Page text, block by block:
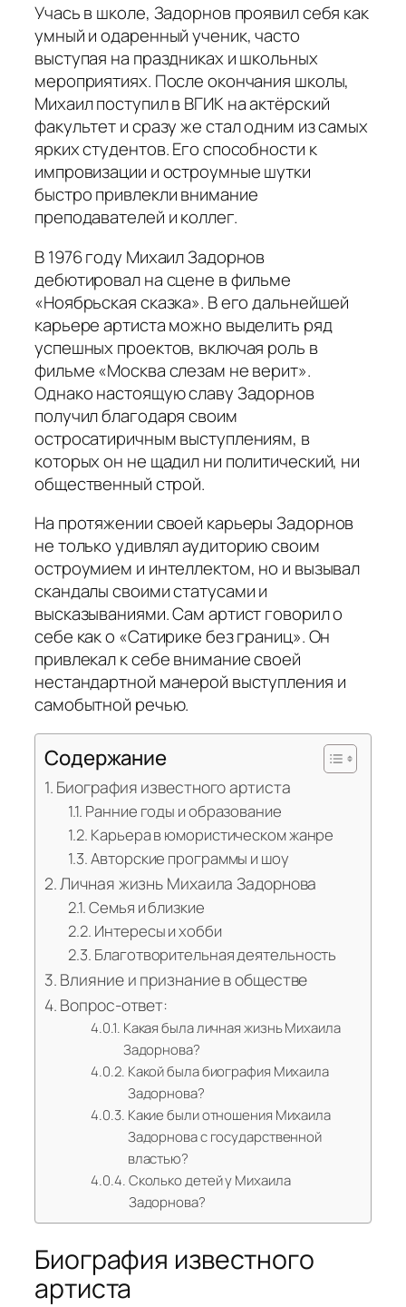
Учась в школе, Задорнов проявил себя как
умный и одаренный ученик, часто
выступая на праздниках и школьных
мероприятиях. После окончания школы,
Михаил поступил в ВГИК на актёрский
факультет и сразу же стал одним из самых
ярких студентов. Его способности к
импровизации и остроумные шутки
быстро привлекли внимание
преподавателей и коллег.
В 1976 году Михаил Задорнов
дебютировал на сцене в фильме
«Ноябрьская сказка». В его дальнейшей
карьере артиста можно выделить ряд
успешных проектов, включая роль в
фильме «Москва слезам не верит».
Однако настоящую славу Задорнов
получил благодаря своим
остросатиричным выступлениям, в
которых он не щадил ни политический, ни
общественный строй.
На протяжении своей карьеры Задорнов
не только удивлял аудиторию своим
остроумием и интеллектом, но и вызывал
скандалы своими статусами и
высказываниями. Сам артист говорил о
себе как о «Сатирике без границ». Он
привлекал к себе внимание своей
нестандартной манерой выступления и
самобытной речью.
Содержание
Биография известного артиста
Ранние годы и образование
Карьера в юмористическом жанре
Авторские программы и шоу
Личная жизнь Михаила Задорнова
Семья и близкие
Интересы и хобби
Благотворительная деятельность
Влияние и признание в обществе
Вопрос-ответ:
Какая была личная жизнь Михаила
Задорнова?
Какой была биография Михаила
Задорнова?
Какие были отношения Михаила
Задорнова с государственной
властью?
Сколько детей у Михаила
Задорнова?
Биография известного
артиста